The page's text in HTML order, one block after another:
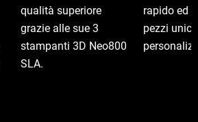
qualità superiore
grazie alle sue 3
stampanti 3D Neo800
SLA.
rapido ed
pezzi unici